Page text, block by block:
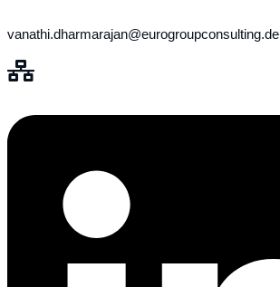
vanathi.dharmarajan@eurogroupconsulting.de